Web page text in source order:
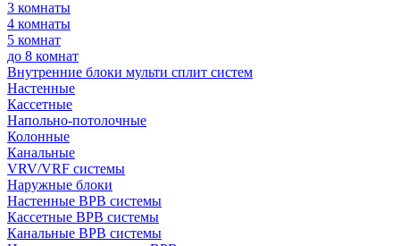
3 комнаты
4 комнаты
5 комнат
до 8 комнат
Внутренние блоки мульти сплит систем
Настенные
Кассетные
Напольно-потолочные
Колонные
Канальные
VRV/VRF системы
Наружные блоки
Настенные ВРВ системы
Кассетные ВРВ системы
Канальные ВРВ системы